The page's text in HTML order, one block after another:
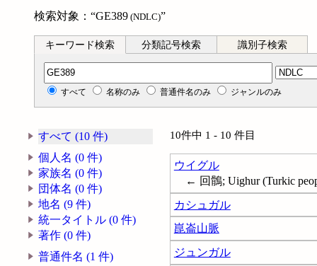
検索対象：“GE389 (NDLC)”
キーワード検索 分類記号検索 識別子検索
分類記号検索
すべて 名称のみ 普通件名のみ ジャンルのみ
すべて (10 件)
個人名 (0 件)
家族名 (0 件)
団体名 (0 件)
地名 (9 件)
統一タイトル (0 件)
著作 (0 件)
普通件名 (1 件)
10件中 1 - 10 件目
ウイグル
← 回鶻; Uighur (Turkic
カシュガル
崑崙山脈
ジュンガル